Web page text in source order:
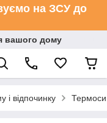
на ЗСУ до
вашого дому
і відпочинку Термоси